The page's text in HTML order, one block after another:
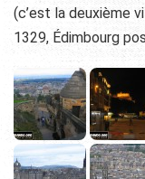
(c’est la deuxième
1329, Édimbourg